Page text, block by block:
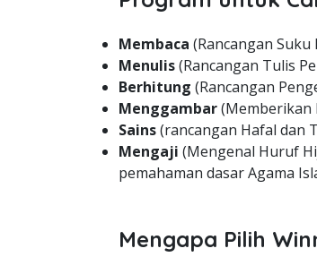
Membaca (Rancangan Suku
Menulis(Rancangan Tulis
Berhitung (Rancangan
Menggambar(Memberikan
Sains(rancangan Hafal dan
Mengaji (Mengenal Huruf
pemahaman dasar Agama
Mengapa Pilih